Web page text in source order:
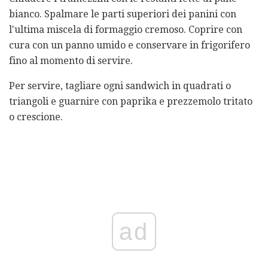
bianco. Spalmare le parti superiori dei panini con
l'ultima miscela di formaggio cremoso. Coprire con
cura con un panno umido e conservare in frigorifero
fino al momento di servire.
Per servire, tagliare ogni sandwich in quadrati o
triangoli e guarnire con paprika e prezzemolo tritato
o crescione.
ad